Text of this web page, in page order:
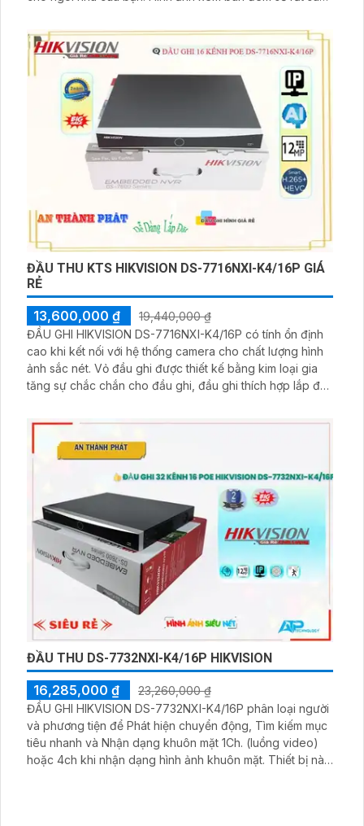
trong đầu ghi. Thiết kế nhỏ gọn và 4 kênh kết nối giúp
bạn dễ dàng lắp đặt và sử dụng
ĐẦU THU KTS HIKVISION DS-7716NXI-K4/16P GIÁ
RẺ
13,600,000 ₫
19,440,000 ₫
ĐẦU GHI HIKVISION DS-7716NXI-K4/16P có tính ổn định
cao khi kết nối với hệ thống camera cho chất lượng hình
ảnh sắc nét. Vỏ đầu ghi được thiết kế bằng kim loại gia
tăng sự chắc chắn cho đầu ghi, đầu ghi thích hợp lắp đặt
ghi được trang bị 4 giao diện SATA , nhờ đó có thể đặt 4
ĐẦU THU DS-7732NXI-K4/16P HIKVISION
16,285,000 ₫
23,260,000 ₫
ĐẦU GHI HIKVISION DS-7732NXI-K4/16P phân loại người
và phương tiện để Phát hiện chuyển động, Tìm kiếm mục
tiêu nhanh và Nhận dạng khuôn mặt 1Ch. (luồng video)
hoặc 4ch khi nhận dạng hình ảnh khuôn mặt. Thiết bị này